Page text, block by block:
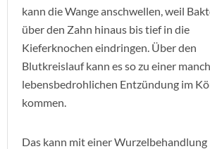
kann die Wange anschwellen, weil
über den Zahn hinaus bis tief in die
Kieferknochen eindringen. Über den
Blutkreislauf kann es so zu einer
lebensbedrohlichen Entzündung im
kommen.
Das kann mit einer Wurzelbehandlung